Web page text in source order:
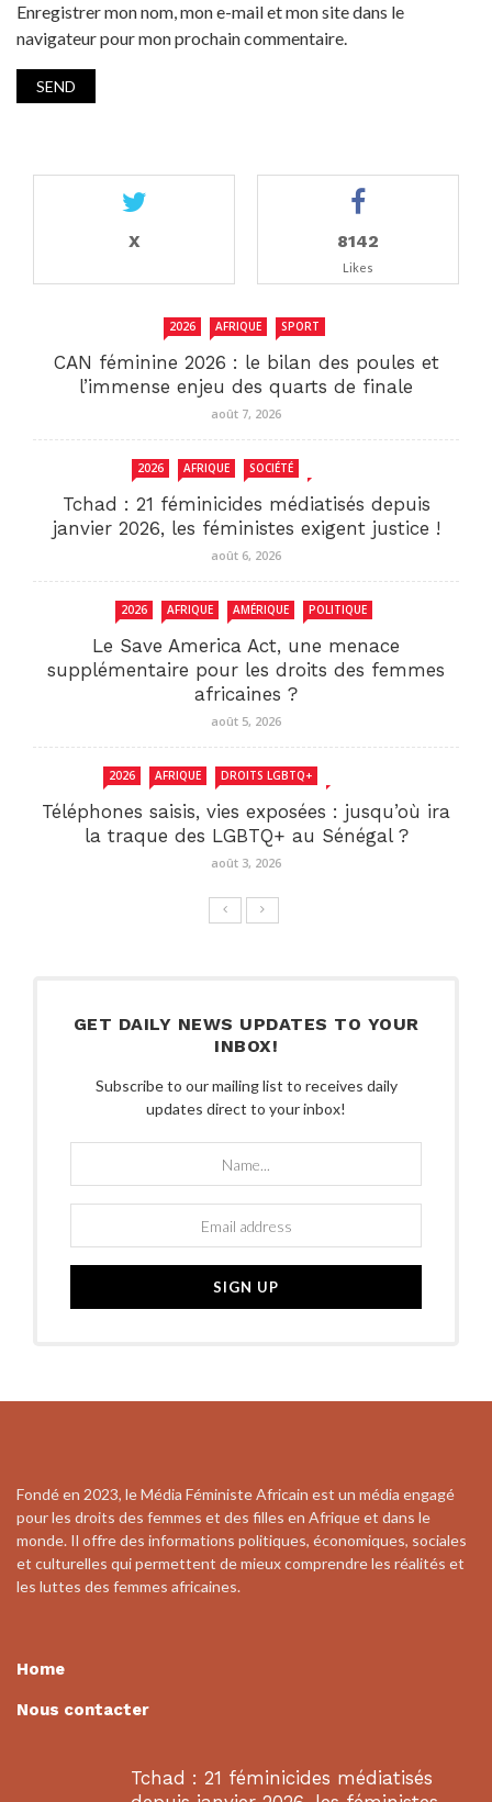
Enregistrer mon nom, mon e-mail et mon site dans le
navigateur pour mon prochain commentaire.
X 8142
Likes
2026 AFRIQUE SPORT
CAN féminine 2026 : le bilan des poules et
l’immense enjeu des quarts de finale
août 7, 2026
2026 AFRIQUE SOCIÉTÉ
Tchad : 21 féminicides médiatisés depuis
janvier 2026, les féministes exigent justice !
août 6, 2026
2026 AFRIQUE AMÉRIQUE POLITIQUE
Le Save America Act, une menace
supplémentaire pour les droits des femmes
africaines ?
août 5, 2026
2026 AFRIQUE DROITS LGBTQ+
Téléphones saisis, vies exposées : jusqu’où ira
la traque des LGBTQ+ au Sénégal ?
août 3, 2026
GET DAILY NEWS UPDATES TO YOUR
INBOX!
Subscribe to our mailing list to receives daily
updates direct to your inbox!
Fondé en 2023, le Média Féministe Africain est un média engagé
pour les droits des femmes et des filles en Afrique et dans le
monde. Il offre des informations politiques, économiques, sociales
et culturelles qui permettent de mieux comprendre les réalités et
les luttes des femmes africaines.
Home
Nous contacter
Tchad : 21 féminicides médiatisés